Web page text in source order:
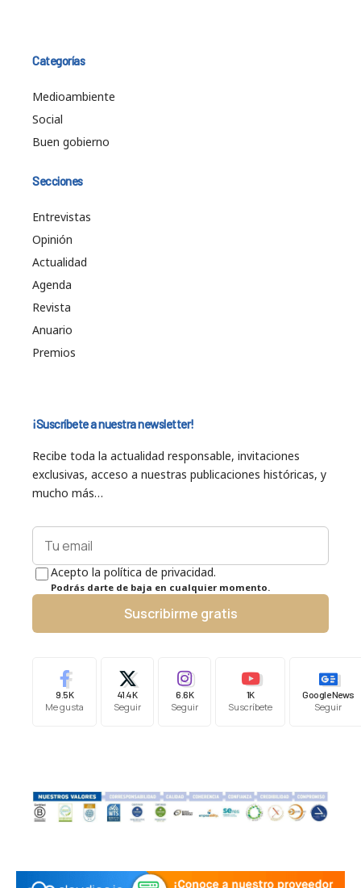
Categorías
Medioambiente
Social
Buen gobierno
Secciones
Entrevistas
Opinión
Actualidad
Agenda
Revista
Anuario
Premios
¡Suscríbete a nuestra newsletter!
Recibe toda la actualidad responsable, invitaciones
exclusivas, acceso a nuestras publicaciones históricas, y
mucho más…
Acepto la política de privacidad.
Podrás darte de baja en cualquier momento.
Suscribirme gratis
9.5K
Me gusta
41.4K
Seguir
6.6K
Seguir
1K
Suscríbete
Google News
Seguir